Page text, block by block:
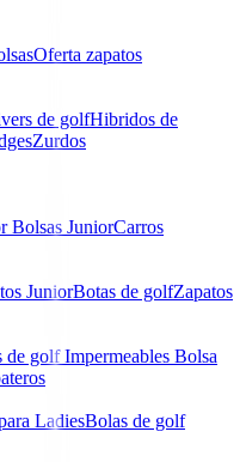
Oferta zapatos
de golfHibridos de
Zurdos
Bolsas JuniorCarros
JuniorBotas de golfZapatos
de golf Impermeables Bolsa
LadiesBolas de golf